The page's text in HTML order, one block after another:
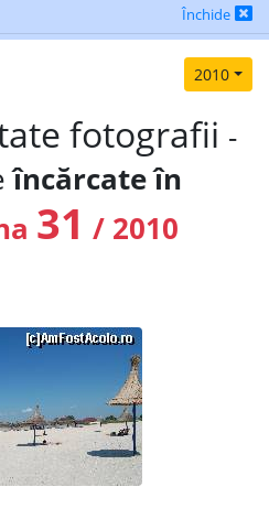
Închide
2010
fotografii -
încărcate în
31 / 2010